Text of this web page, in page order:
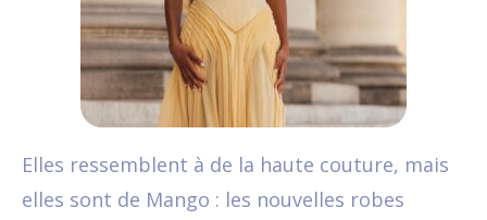
Elles ressemblent à de la haute couture, mais
elles sont de Mango : les nouvelles robes